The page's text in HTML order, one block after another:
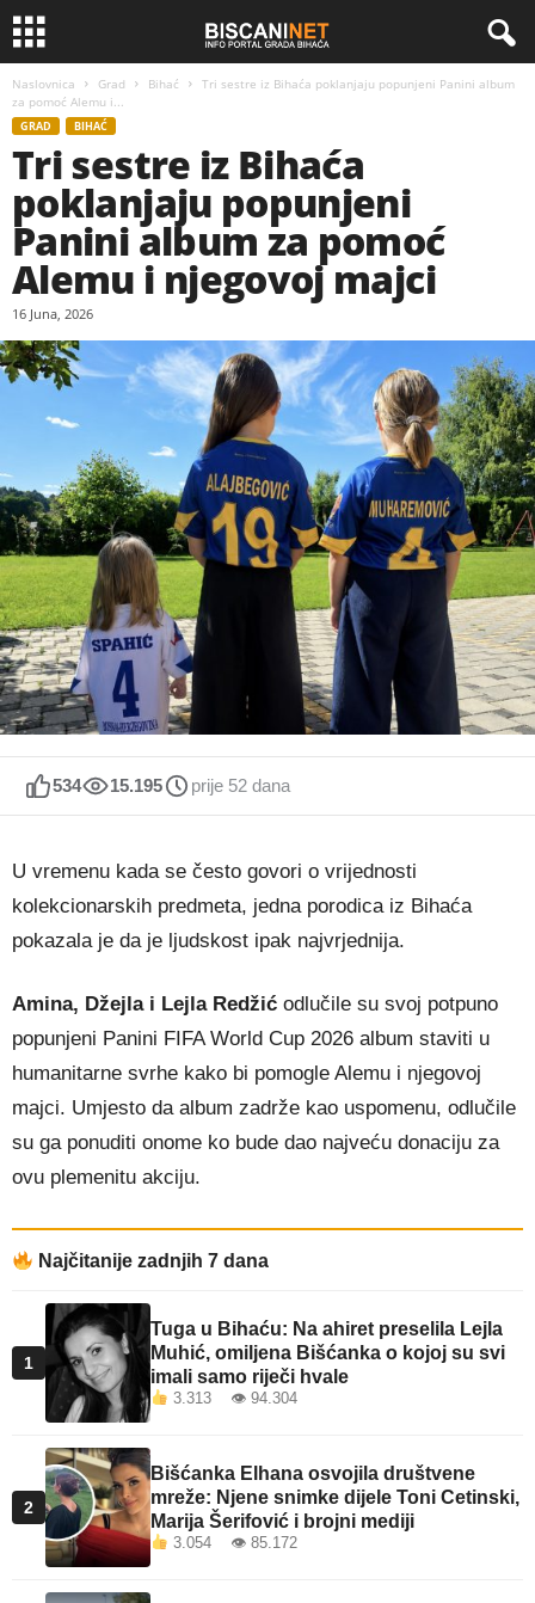
Naslovnica Grad Bihać
Tri sestre iz Bihaća poklanjaju popunjeni Panini album
za pomoć Alemu i...
GRAD BIHAĆ
Tri sestre iz Bihaća
poklanjaju popunjeni
Panini album za pomoć
Alemu i njegovoj majci
16 Juna, 2026
534 15.195 prije 52 dana
U vremenu kada se često govori o vrijednosti
kolekcionarskih predmeta, jedna porodica iz Bihaća
pokazala je da je ljudskost ipak najvrjednija.
Amina, Džejla i Lejla Redžić odlučile su svoj potpuno
popunjeni Panini FIFA World Cup 2026 album staviti u
humanitarne svrhe kako bi pomogle Alemu i njegovoj
majci. Umjesto da album zadrže kao uspomenu, odlučile
su ga ponuditi onome ko bude dao najveću donaciju za
ovu plemenitu akciju.
Najčitanije zadnjih 7 dana
1
Tuga u Bihaću: Na ahiret preselila Lejla
Muhić, omiljena Bišćanka o kojoj su svi
imali samo riječi hvale
3.313 👁 94.304
2
Bišćanka Elhana osvojila društvene
mreže: Njene snimke dijele Toni Cetinski,
Marija Šerifović i brojni mediji
3.054 👁 85.172